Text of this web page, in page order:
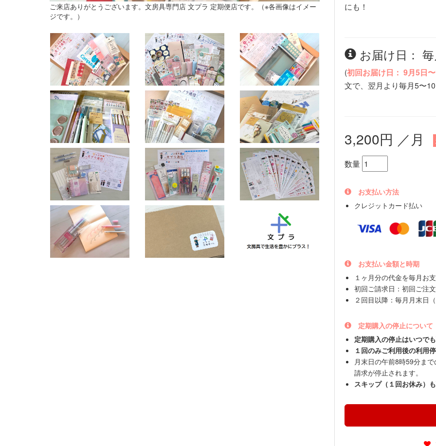
ご来店ありがとうございます。文房具専門店 文プラ 定期便店です。（※各画像はイメー
ジです。）
にも！
お届け日：
(初回お届け日： 9月5日〜
文で、翌月より毎月5〜10
3,200円 ／月
数量
お支払い方法
クレジットカード払い
お支払い金額と時期
１ヶ月分の代金を毎月お
初回ご請求日：初回ご注
２回目以降：毎月月末日（
定期購入の停止について
定期購入の停止はいつで
１回のみご利用後の利用
月末日の午前8時59分ま
請求が停止されます。
スキップ（１回お休み）